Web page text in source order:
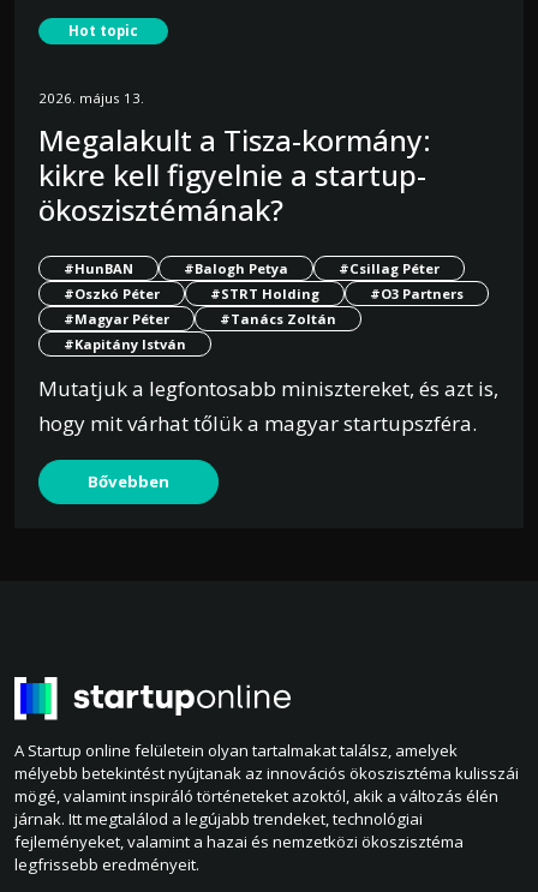
Hot topic
2026. május 13.
Megalakult a Tisza-kormány:
kikre kell figyelnie a startup-
ökoszisztémának?
#HunBAN #Balogh Petya
#Csillag Péter
#Oszkó Péter
#STRT Holding
#O3 Partners
#Magyar Péter
#Tanács Zoltán
#Kapitány István
Mutatjuk a legfontosabb minisztereket, és azt is,
hogy mit várhat tőlük a magyar startupszféra.
Bővebben
A Startup online felületein olyan tartalmakat találsz, amelyek
mélyebb betekintést nyújtanak az innovációs ökoszisztéma kulisszái
mögé, valamint inspiráló történeteket azoktól, akik a változás élén
járnak. Itt megtalálod a legújabb trendeket, technológiai
fejleményeket, valamint a hazai és nemzetközi ökoszisztéma
legfrissebb eredményeit.